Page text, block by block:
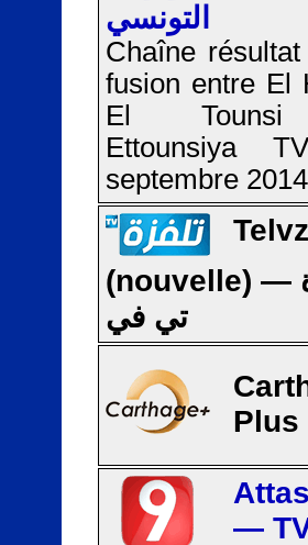
التونسي
Chaîne
fusion entre El
El
Ettounsiya
septembre
(nouvelle) — تلفزة
تي في
Plus
—